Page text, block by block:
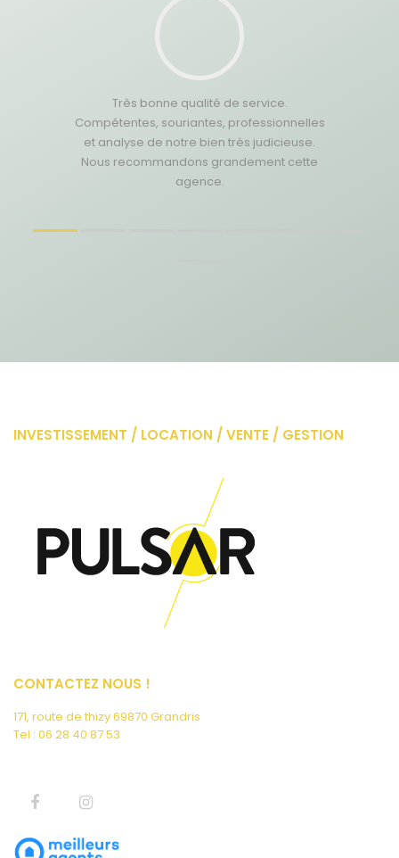
Très bonne qualité de service.
Compétentes, souriantes, professionnelles
et analyse de notre bien très judicieuse.
Nous recommandons grandement cette
agence.
INVESTISSEMENT / LOCATION / VENTE / GESTION
CONTACTEZ NOUS !
171, route de thizy 69870 Grandris
Tel : 06 28 40 87 53